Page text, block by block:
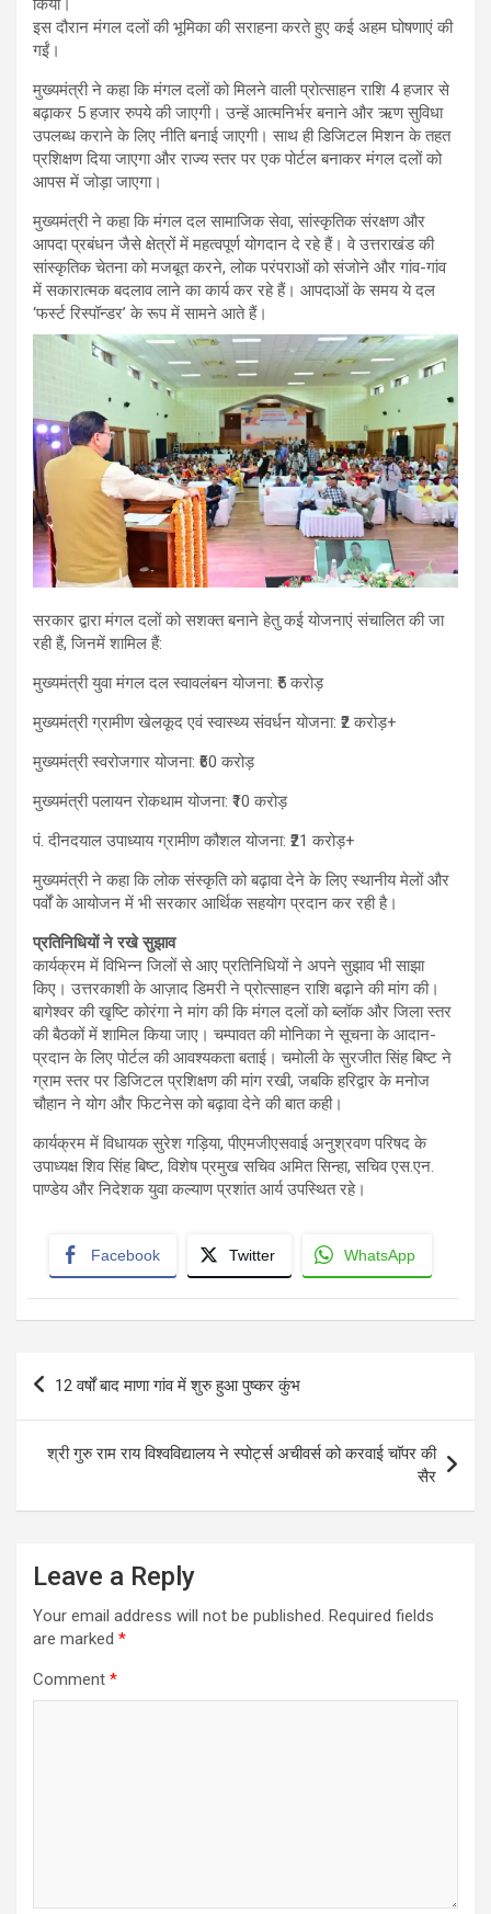
किया।
इस दौरान मंगल दलों की भूमिका की सराहना करते हुए कई अहम घोषणाएं की
गईं।
मुख्यमंत्री ने कहा कि मंगल दलों को मिलने वाली प्रोत्साहन राशि 4 हजार से
बढ़ाकर 5 हजार रुपये की जाएगी। उन्हें आत्मनिर्भर बनाने और ऋण सुविधा
उपलब्ध कराने के लिए नीति बनाई जाएगी। साथ ही डिजिटल मिशन के तहत
प्रशिक्षण दिया जाएगा और राज्य स्तर पर एक पोर्टल बनाकर मंगल दलों को
आपस में जोड़ा जाएगा।
मुख्यमंत्री ने कहा कि मंगल दल सामाजिक सेवा, सांस्कृतिक संरक्षण और
आपदा प्रबंधन जैसे क्षेत्रों में महत्वपूर्ण योगदान दे रहे हैं। वे उत्तराखंड की
सांस्कृतिक चेतना को मजबूत करने, लोक परंपराओं को संजोने और गांव-गांव
में सकारात्मक बदलाव लाने का कार्य कर रहे हैं। आपदाओं के समय ये दल
‘फर्स्ट रिस्पॉन्डर’ के रूप में सामने आते हैं।
सरकार द्वारा मंगल दलों को सशक्त बनाने हेतु कई योजनाएं संचालित की जा
रही हैं, जिनमें शामिल हैं:
मुख्यमंत्री युवा मंगल दल स्वावलंबन योजना: ₹5 करोड़
मुख्यमंत्री ग्रामीण खेलकूद एवं स्वास्थ्य संवर्धन योजना: ₹2 करोड़+
मुख्यमंत्री स्वरोजगार योजना: ₹60 करोड़
मुख्यमंत्री पलायन रोकथाम योजना: ₹10 करोड़
पं. दीनदयाल उपाध्याय ग्रामीण कौशल योजना: ₹21 करोड़+
मुख्यमंत्री ने कहा कि लोक संस्कृति को बढ़ावा देने के लिए स्थानीय मेलों और
पर्वों के आयोजन में भी सरकार आर्थिक सहयोग प्रदान कर रही है।
प्रतिनिधियों ने रखे सुझाव
कार्यक्रम में विभिन्न जिलों से आए प्रतिनिधियों ने अपने सुझाव भी साझा
किए। उत्तरकाशी के आज़ाद डिमरी ने प्रोत्साहन राशि बढ़ाने की मांग की।
बागेश्वर की खृष्टि कोरंगा ने मांग की कि मंगल दलों को ब्लॉक और जिला स्तर
की बैठकों में शामिल किया जाए। चम्पावत की मोनिका ने सूचना के आदान-
प्रदान के लिए पोर्टल की आवश्यकता बताई। चमोली के सुरजीत सिंह बिष्ट ने
ग्राम स्तर पर डिजिटल प्रशिक्षण की मांग रखी, जबकि हरिद्वार के मनोज
चौहान ने योग और फिटनेस को बढ़ावा देने की बात कही।
कार्यक्रम में विधायक सुरेश गड़िया, पीएमजीएसवाई अनुश्रवण परिषद के
उपाध्यक्ष शिव सिंह बिष्ट, विशेष प्रमुख सचिव अमित सिन्हा, सचिव एस.एन.
पाण्डेय और निदेशक युवा कल्याण प्रशांत आर्य उपस्थित रहे।
Facebook Twitter WhatsApp
Post
navigation
12 वर्षों बाद माणा गांव में शुरु हुआ पुष्कर कुंभ
श्री गुरु राम राय विश्वविद्यालय ने स्पोर्ट्स अचीवर्स को करवाई चाॅपर की
सैर
Leave a Reply
Your email address will not be published. Required fields
are marked *
Comment *